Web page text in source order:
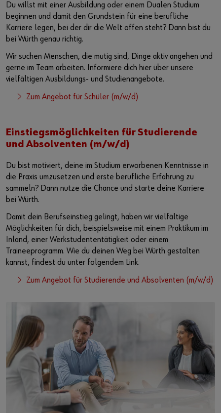
Du willst mit einer Ausbildung oder einem Dualen Studium
beginnen und damit den Grundstein für eine berufliche
Karriere legen, bei der dir die Welt offen steht? Dann bist du
bei Würth genau richtig.
Wir suchen Menschen, die mutig sind, Dinge aktiv angehen und
gerne im Team arbeiten. Informiere dich hier über unsere
vielfältigen Ausbildungs- und Studienangebote.
Zum Angebot für Schüler (m/w/d)
Einstiegsmöglichkeiten für Studierende
und Absolventen (m/w/d)
Du bist motiviert, deine im Studium erworbenen Kenntnisse in
die Praxis umzusetzen und erste berufliche Erfahrung zu
sammeln? Dann nutze die Chance und starte deine Karriere
bei Würth.
Damit dein Berufseinstieg gelingt, haben wir vielfältige
Möglichkeiten für dich, beispielsweise mit einem Praktikum im
Inland, einer Werkstudententätigkeit oder einem
Traineeprogramm. Wie du deinen Weg bei Würth gestalten
kannst, findest du unter folgendem Link.
Zum Angebot für Studierende und Absolventen (m/w/d)